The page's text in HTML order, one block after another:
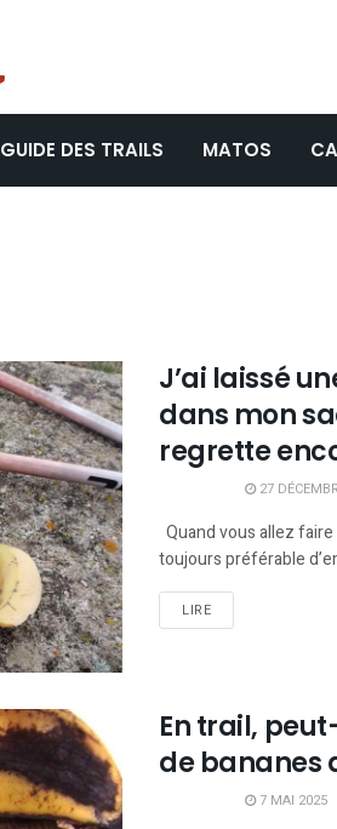
GUIDE DES TRAILS MATOS
J’ai laissé
dans mon
regrette
27
Quand vous allez
toujours préférable
LIRE
En trail,
de bananes
7 MAI 2025